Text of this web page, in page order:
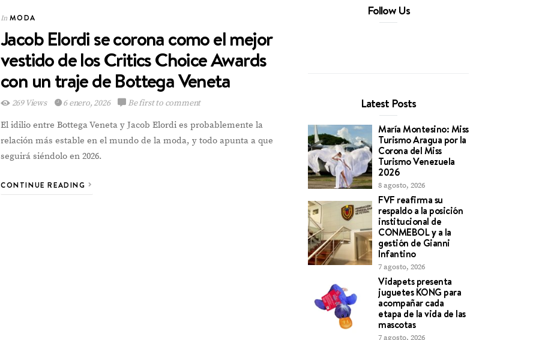
In MODA
Jacob Elordi se corona como el mejor
vestido de los Critics Choice Awards
con un traje de Bottega Veneta
269 Views 6 enero, 2026 Be first to comment
El idilio entre Bottega Veneta y Jacob Elordi es probablemente la
relación más estable en el mundo de la moda, y todo apunta a que
seguirá siéndolo en 2026.
CONTINUE READING
Follow Us
Latest Posts
María Montesino: Miss
Turismo Aragua por la
Corona del Miss
Turismo Venezuela
2026
8 agosto, 2026
FVF reafirma su
respaldo a la posición
institucional de
CONMEBOL y a la
gestión de Gianni
Infantino
7 agosto, 2026
Vidapets presenta
juguetes KONG para
acompañar cada
etapa de la vida de las
mascotas
7 agosto, 2026